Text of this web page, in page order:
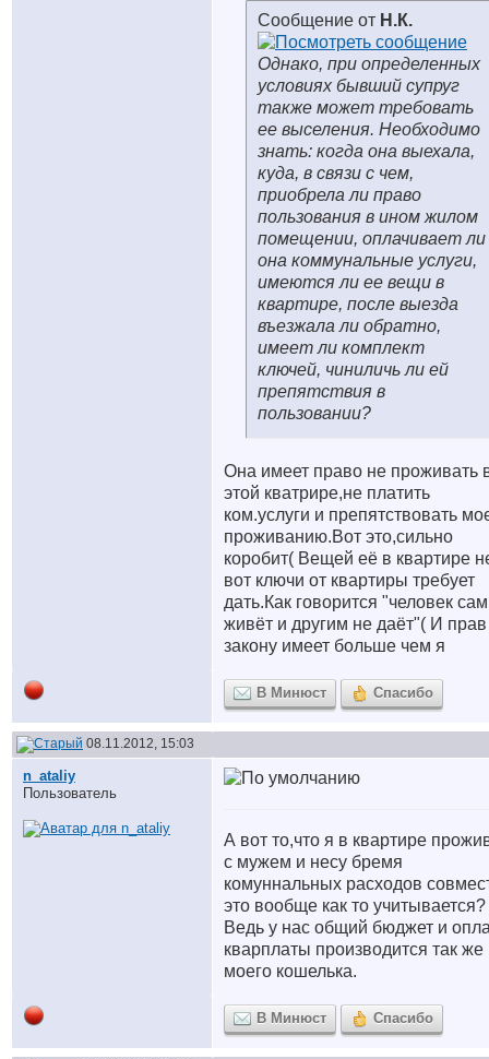
Сообщение от Н.К.
Однако, при определенных
условиях бывший супруг
также может требовать
ее выселения. Необходимо
знать: когда она выехала,
куда, в связи с чем,
приобрела ли право
пользования в ином жилом
помещении, оплачивает ли
она коммунальные услуги,
имеются ли ее вещи в
квартире, после выезда
въезжала ли обратно,
имеет ли комплект
ключей, чиниличь ли ей
препятствия в
пользовании?
Она имеет право не проживать
этой кватрире,не платить
ком.услуги и препятствовать
проживанию.Вот это,сильно
коробит( Вещей её в квартире
вот ключи от квартиры требует
дать.Как говорится "человек
живёт и другим не даёт"( И
закону имеет больше чем я
В Минюст Спасибо
08.11.2012, 15:03
n_ataliy
Пользователь
А вот то,что я в квартире
с мужем и несу бремя
комуннальных расходов
это вообще как то учитывается?
Ведь у нас общий бюджет и
кварплаты производится так же
моего кошелька.
В Минюст Спасибо